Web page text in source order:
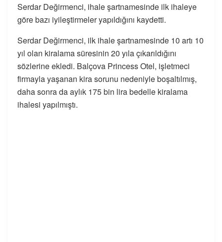
Serdar Değirmenci, ihale şartnamesinde ilk ihaleye
göre bazı iyileştirmeler yapıldığını kaydetti.
Serdar Değirmenci, ilk ihale şartnamesinde 10 artı 10
yıl olan kiralama süresinin 20 yıla çıkarıldığını
sözlerine ekledi. Balçova Princess Otel, işletmeci
firmayla yaşanan kira sorunu nedeniyle boşaltılmış,
daha sonra da aylık 175 bin lira bedelle kiralama
ihalesi yapılmıştı.